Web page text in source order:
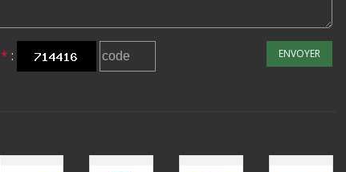
* : ENVOYER